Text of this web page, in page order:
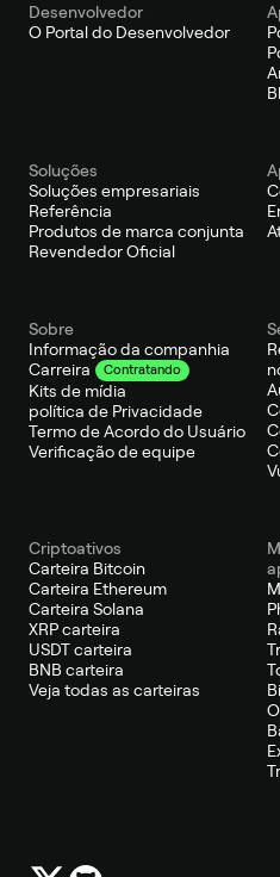
Desenvolvedor
O Portal do Desenvolvedor
Soluções
Soluções empresariais
Referência
Produtos de marca conjunta
Revendedor Oficial
Sobre
Informação da companhia
Carreira
Contratando
Kits de mídia
política de Privacidade
Termo de Acordo do Usuário
Verificação de equipe
Criptoativos
Carteira Bitcoin
Carteira Ethereum
Carteira Solana
XRP carteira
USDT carteira
BNB carteira
Veja todas as carteiras